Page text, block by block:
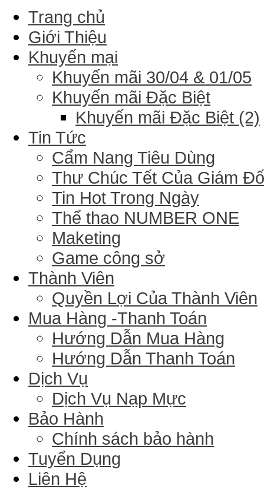
Trang chủ
Giới Thiệu
Khuyến mại
Khuyến mãi 30/04 & 01/05
Khuyến mãi Đặc Biệt
Khuyến mãi Đặc Biệt (2)
Tin Tức
Cẩm Nang Tiêu Dùng
Thư Chúc Tết Của Giám
Tin Hot Trong Ngày
Thể thao NUMBER ONE
Maketing
Game công sở
Thành Viên
Quyền Lợi Của Thành Viên
Mua Hàng -Thanh Toán
Hướng Dẫn Mua Hàng
Hướng Dẫn Thanh Toán
Dịch Vụ
Dịch Vụ Nạp Mực
Bảo Hành
Chính sách bảo hành
Tuyển Dụng
Liên Hệ